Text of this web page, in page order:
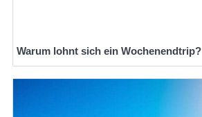
Warum lohnt sich ein Wochenendtrip?